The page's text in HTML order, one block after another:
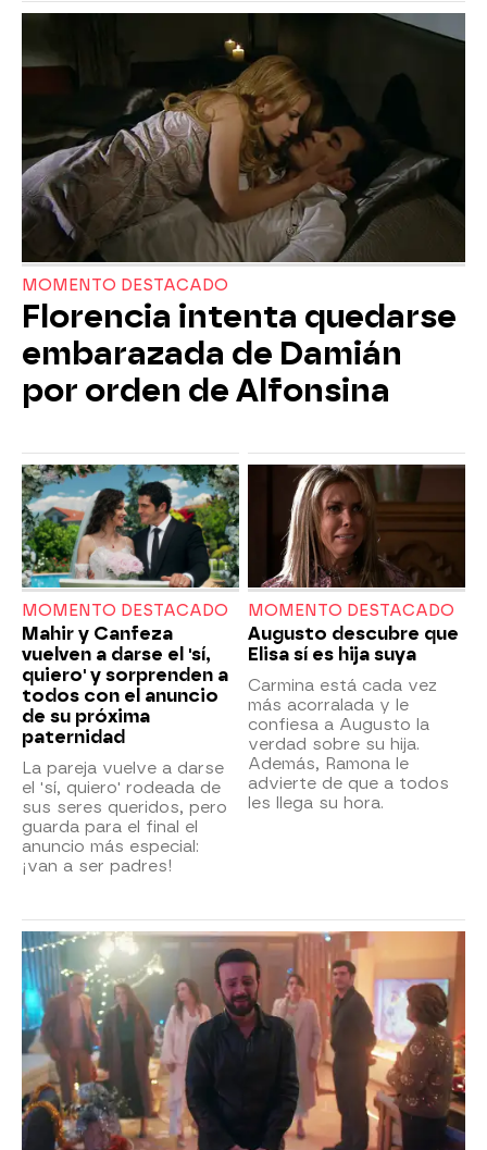
MOMENTO DESTACADO
Florencia intenta quedarse
embarazada de Damián
por orden de Alfonsina
MOMENTO DESTACADO
Mahir y Canfeza
vuelven a darse el 'sí,
quiero' y sorprenden a
todos con el anuncio
de su próxima
paternidad
La pareja vuelve a darse
el 'sí, quiero' rodeada de
sus seres queridos, pero
guarda para el final el
anuncio más especial:
¡van a ser padres!
MOMENTO DESTACADO
Augusto descubre que
Elisa sí es hija suya
Carmina está cada vez
más acorralada y le
confiesa a Augusto la
verdad sobre su hija.
Además, Ramona le
advierte de que a todos
les llega su hora.